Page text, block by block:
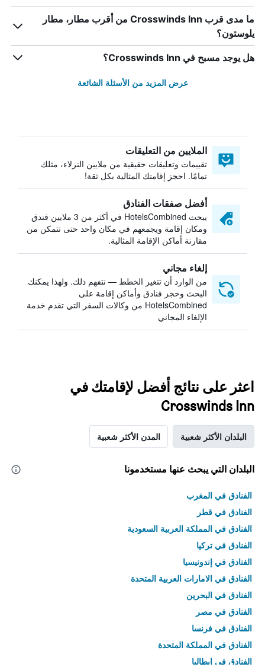
ما مدى قرب Crosswinds Inn من أقرب مطار، مطار
يلوستون؟
هل يوجد مسبح في Crosswinds Inn؟
عرض المزيد من الأسئلة الشائعة
الملايين من التعليقات
تقييمات وتعليقات حقيقية من ملايين النزلاء، مثلك
تمامًا. احجز إقامتك المثالية بكل ثقة!
أفضل صفقات الفنادق
يبحث HotelsCombined في أكثر من 3 ملايين فندق
ومكان إقامة ويجمعهم في مكان واحد حتى تتمكن من
مقارنة أماكن الإقامة المثالية.
إلغاء مجاني
من الوارد أن تتغير الخطط — نتفهم ذلك. ولهذا يمكنك
البحث وحجز فنادق وأماكن إقامة على
HotelsCombined من وكالات السفر التي تقدم خدمة
الإلغاء المجاني
اعثر على نتائج أفضل لإقامتك في
Crosswinds Inn
البلدان الأكثر شعبية المدن الأكثر شعبية
البلدان التي يبحث عنها مستخدمونا
الفنادق في المغرب
الفنادق في قطر
الفنادق في المملكة العربية السعودية
الفنادق في تركيا
الفنادق في إندونيسيا
الفنادق في الامارات العربية المتحدة
الفنادق في البحرين
الفنادق في مصر
الفنادق في فرنسا
الفنادق في المملكة المتحدة
الفنادق في إيطاليا